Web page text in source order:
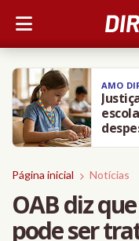
AMO
Página inicial Notícias
OAB diz
pode ser